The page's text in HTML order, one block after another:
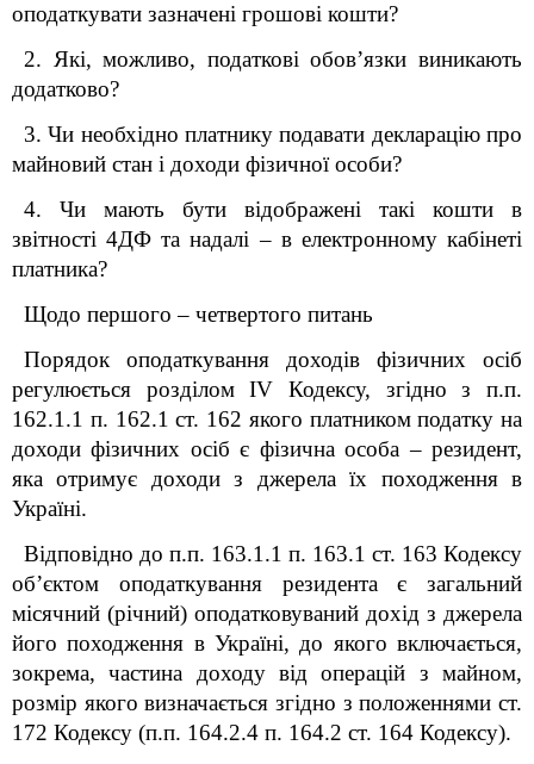
оподаткувати зазначені грошові кошти?
2. Які, можливо, податкові обов’язки виникають
додатково?
3. Чи необхідно платнику подавати декларацію про
майновий стан і доходи фізичної особи?
4. Чи мають бути відображені такі кошти в
звітності 4ДФ та надалі – в електронному кабінеті
платника?
Щодо першого – четвертого питань
Порядок оподаткування доходів фізичних осіб
регулюється розділом IV Кодексу, згідно з п.п.
162.1.1 п. 162.1 ст. 162 якого платником податку на
доходи фізичних осіб є фізична особа – резидент,
яка отримує доходи з джерела їх походження в
Україні.
Відповідно до п.п. 163.1.1 п. 163.1 ст. 163 Кодексу
об’єктом оподаткування резидента є загальний
місячний (річний) оподатковуваний дохід з джерела
його походження в Україні, до якого включається,
зокрема, частина доходу від операцій з майном,
розмір якого визначається згідно з положеннями ст.
172 Кодексу (п.п. 164.2.4 п. 164.2 ст. 164 Кодексу).